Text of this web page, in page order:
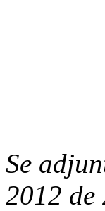
Se
2012 de